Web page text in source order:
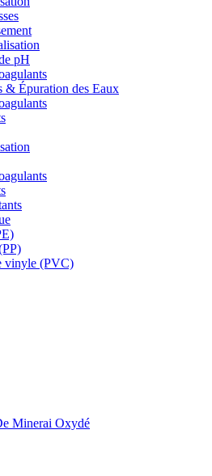
pH
& Épuration des Eaux
vinyle (PVC)
Minerai Oxydé